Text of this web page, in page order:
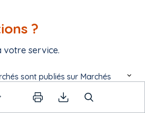
?
votre service.
sont publiés sur Marchés